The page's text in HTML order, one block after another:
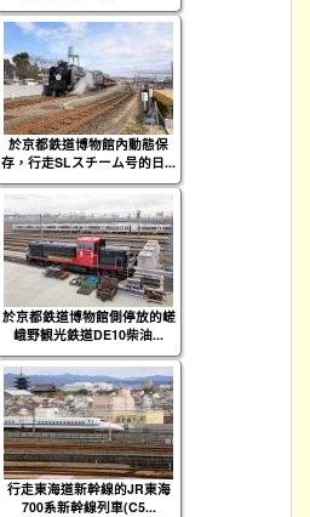
於京都鉄道博物館內動態保
存，行走SLスチーム号的日...
於京都鉄道博物館側停放的嵯
峨野観光鉄道DE10柴油...
行走東海道新幹線的JR東海
700系新幹線列車(C5...